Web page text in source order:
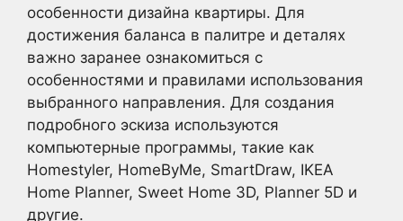
особенности дизайна квартиры. Для
достижения баланса в палитре и деталях
важно заранее ознакомиться с
особенностями и правилами использования
выбранного направления. Для создания
подробного эскиза используются
компьютерные программы, такие как
Homestyler, HomeByMe, SmartDraw, IKEA
Home Planner, Sweet Home 3D, Planner 5D и
другие.